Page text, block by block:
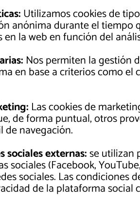
Utilizamos cookies de
anónima durante el tiempo
la web en función del
Nos permiten la gestión
en base a criterios como
Las cookies de
de forma puntual, otros
navegación.
sociales externas:se utilizan
sociales (Facebook,
sociales. Las
de la plataforma social